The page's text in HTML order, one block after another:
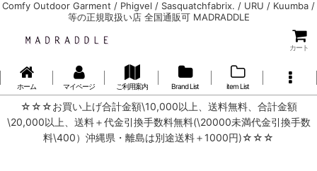
Comfy Outdoor Garment / Phigvel / Sasquatchfabrix. / URU / Kuumba /
等の正規取扱い店 全国通販可 MADRADDLE
カート
ホーム マイページ ご利用案内 Brand List item List
☆☆☆お買い上げ合計金額\10,000以上、送料無料、合計金額
\20,000以上、送料＋代金引換手数料無料(\20000未満代金引換手数
料\400）沖縄県・離島は別途送料＋1000円)☆☆☆